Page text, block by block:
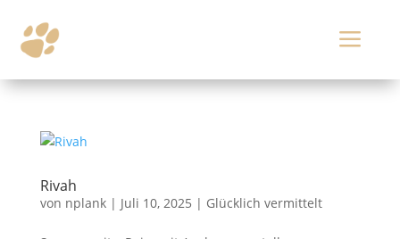
a
Rivah
von nplank| Juli 10, 2025 | Glücklich vermittelt